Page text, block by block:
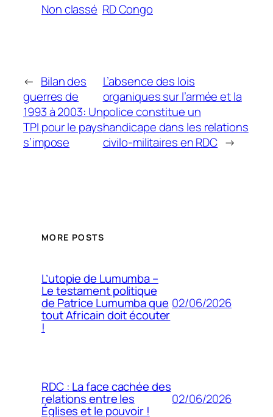
Non classé RD Congo
← Bilan des
guerres de
1993 à 2003: Un
TPI pour le pays
s’impose
L’absence des lois
organiques sur l’armée et la
police constitue un
handicape dans les relations
civilo-militaires en RDC →
MORE POSTS
L’utopie de Lumumba –
Le testament politique
de Patrice Lumumba que
tout Africain doit écouter
!
02/06/2026
RDC : La face cachée des
relations entre les
Églises et le pouvoir !
02/06/2026